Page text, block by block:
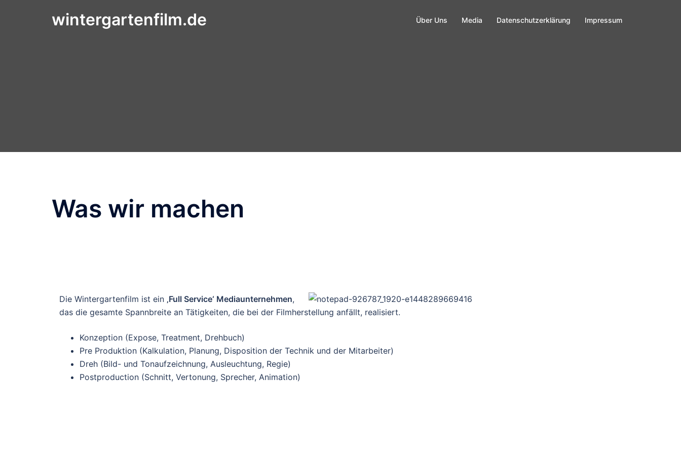
wintergartenfilm.de Über Uns Media Datenschutzerklärung Impressum
Was wir machen
Die Wintergartenfilm ist ein ‚Full Service‘ Mediaunternehmen,
das die gesamte Spannbreite an Tätigkeiten, die bei der Filmherstellung anfällt, realisiert.
Konzeption (Expose, Treatment, Drehbuch)
Pre Produktion (Kalkulation, Planung, Disposition der Technik und der Mitarbeiter)
Dreh (Bild- und Tonaufzeichnung, Ausleuchtung, Regie)
Postproduction (Schnitt, Vertonung, Sprecher, Animation)